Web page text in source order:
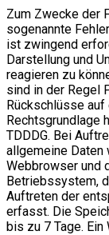
Zum Zwecke der
sogenannte
ist zwingend
Darstellung und
reagieren zu
sind in der Regel
Rückschlüsse
Rechtsgrundlage
TDDDG. Bei
allgemeine Daten
Webbrowser und
Betriebssystem,
Auftreten der
erfasst. Die
bis zu 7 Tage.